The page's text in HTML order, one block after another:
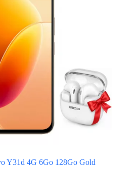
Y31d 4G 6Go 128Go Gold